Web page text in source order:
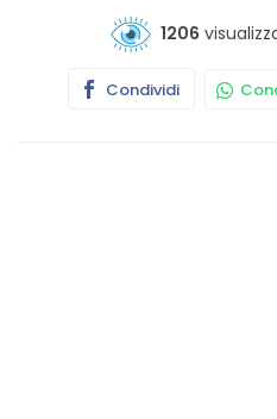
1206
Condividi